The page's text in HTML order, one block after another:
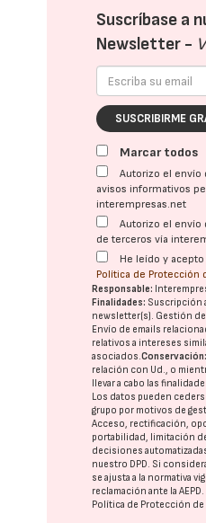
Suscríbase a
Newsletter -
SUSCRIBIRME
Marcar todos
Autorizo el envío
avisos informativos
interempresas.net
Autorizo el envío
de terceros vía
He leído y
Política de Protección
Responsable:
Finalidades: Suscripción
newsletter(s). Gestión
Envío de emails
relativos a intereses
asociados.Conservación:
relación con Ud., o
llevar a cabo las
Los datos pueden
grupo por motivos de
Acceso, rectificación,
portabilidad, limitación
decisiones
nuestro DPD. Si
se ajusta a la normativa
reclamación ante laAEPD.
Política de Protección de